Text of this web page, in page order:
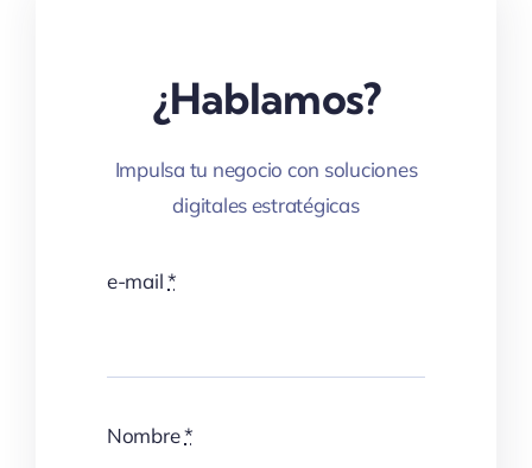
¿Hablamos?
Impulsa tu negocio con soluciones
digitales estratégicas
e-mail*
Nombre*